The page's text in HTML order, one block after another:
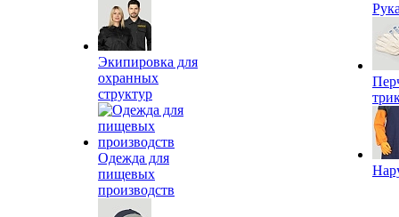
Экипировка для
охранных
структур
Одежда для
пищевых
производств